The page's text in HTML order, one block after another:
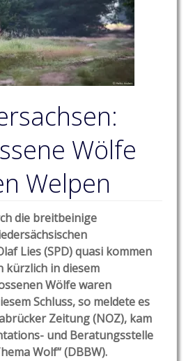
Wölfe
Welpen
die breitbeinige
Lies (SPD) quasi kommen
kürzlich in diesem
Wölfe waren
Schluss, so meldete es
Zeitung (NOZ), kam
und Beratungsstelle
Wolf“ (DBBW).